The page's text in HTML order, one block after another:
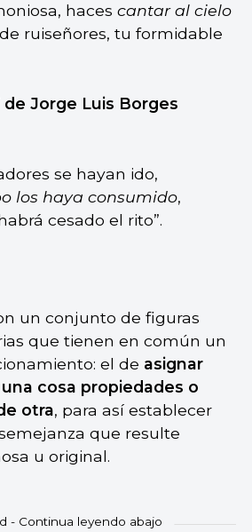
haces cantar al cielo
ruiseñores, tu formidable
de Jorge Luis Borges
se hayan ido,
los haya consumido,
cesado el rito”.
un conjunto de figuras
que tienen en común un
el de asignar
cosa propiedades o
otra, para así establecer
que resulte
u original.